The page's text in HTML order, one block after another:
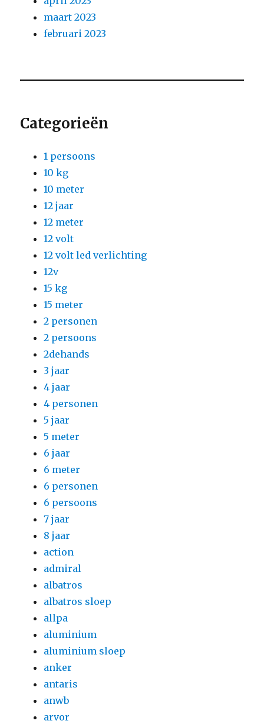
maart 2023
februari 2023
Categorieën
1 persoons
10 kg
10 meter
12 jaar
12 meter
12 volt
12 volt led verlichting
12v
15 kg
15 meter
2 personen
2 persoons
2dehands
3 jaar
4 jaar
4 personen
5 jaar
5 meter
6 jaar
6 meter
6 personen
6 persoons
7 jaar
8 jaar
action
admiral
albatros
albatros sloep
allpa
aluminium
aluminium sloep
anker
antaris
anwb
arvor